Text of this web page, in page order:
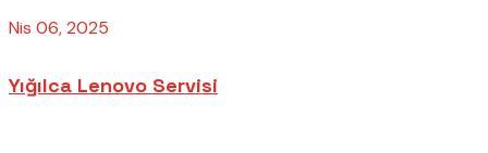
Nis 06, 2025
Yığılca Lenovo Servisi